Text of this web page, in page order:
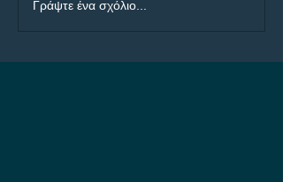
ΠΑΟΚ - Άντερλεχτ: Η
Europa League, με
Γράψτε ένα σχόλιο...